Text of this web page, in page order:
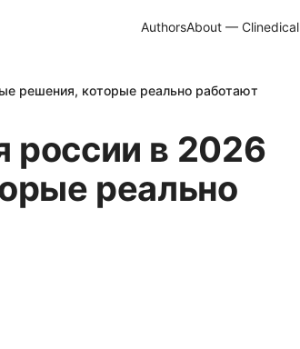
AuthorsAbout — Clinedical
решения, которые реально работают
россии в 2026
реально